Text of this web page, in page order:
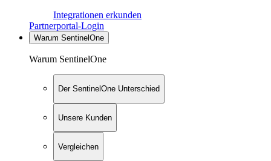
Integrationen erkunden
Partnerportal-Login
Warum SentinelOne
Warum SentinelOne
Der SentinelOne Unterschied
Unsere Kunden
Vergleichen